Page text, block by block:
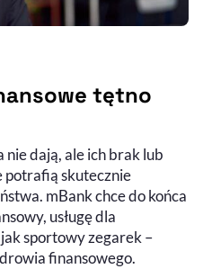
tętno
nie dają, ale ich brak lub
potrafią skutecznie
mBank chce do końca
usługę dla
sportowy zegarek –
finansowego.